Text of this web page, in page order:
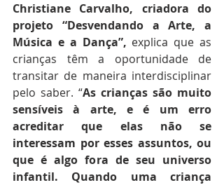
Christiane Carvalho, criadora do
projeto “Desvendando a Arte, a
Música e a Dança”, explica que as
crianças têm a oportunidade de
transitar de maneira interdisciplinar
pelo saber. “As crianças são muito
sensíveis à arte, e é um erro
acreditar que elas não se
interessam por esses assuntos, ou
que é algo fora de seu universo
infantil. Quando uma criança